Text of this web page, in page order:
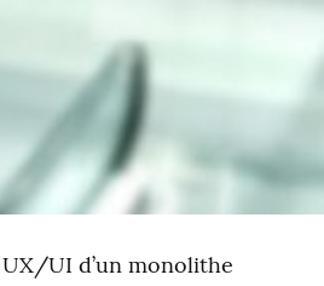
UX/UI d’un monolithe